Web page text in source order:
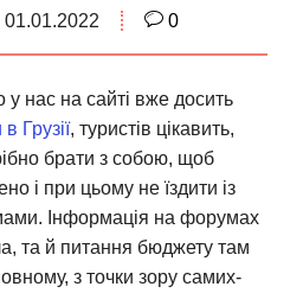
01.01.2022 0
нас на сайті вже досить
в Грузії, туристів цікавить,
брати з собою, щоб
і при цьому не їздити із
Інформація на форумах
та й питання бюджету там
з точки зору самих-